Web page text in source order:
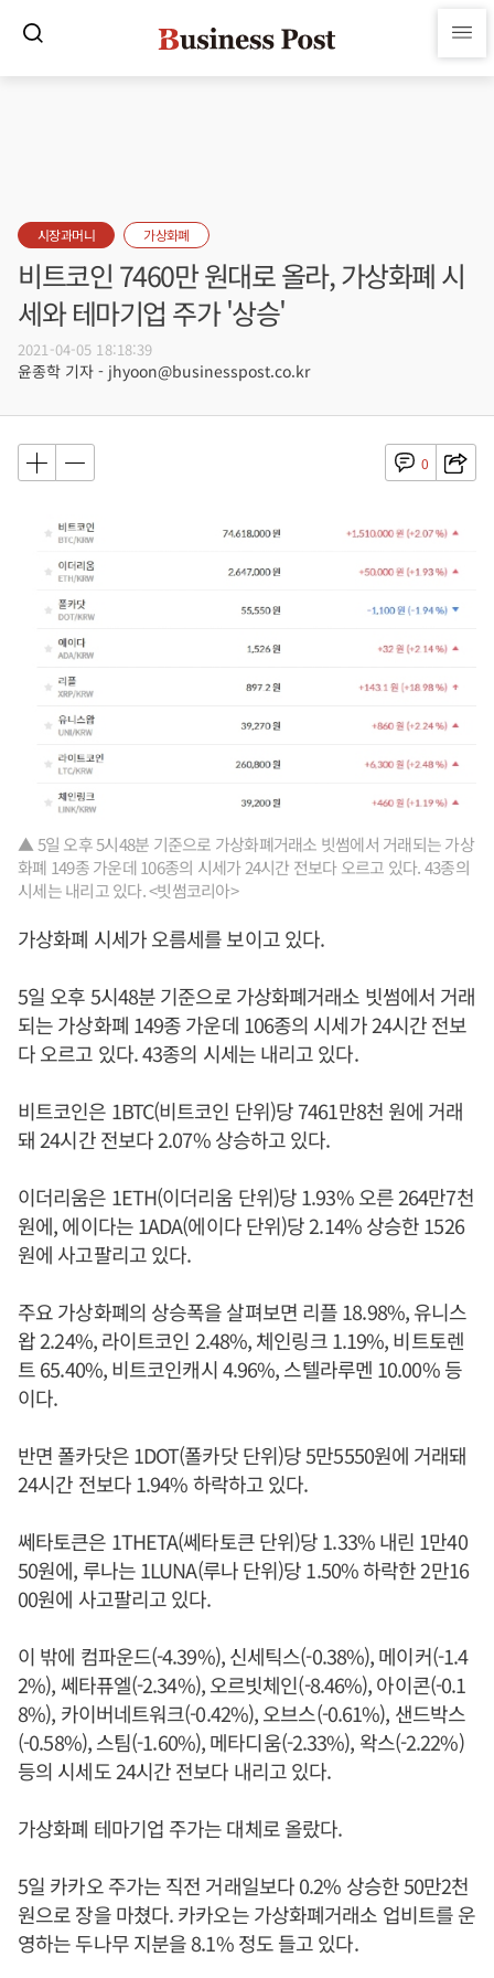
시장과머니 가상화폐
비트코인 7460만 원대로 올라, 가상화폐 시
세와 테마기업 주가 '상승'
2021-04-05 18:18:39
윤종학 기자 - jhyoon@businesspost.co.kr
0
▲ 5일 오후 5시48분 기준으로 가상화폐거래소 빗썸에서 거래되는 가상
화폐 149종 가운데 106종의 시세가 24시간 전보다 오르고 있다. 43종의
시세는 내리고 있다. <빗썸코리아>
가상화폐 시세가 오름세를 보이고 있다.
5일 오후 5시48분 기준으로 가상화폐거래소 빗썸에서 거래
되는 가상화폐 149종 가운데 106종의 시세가 24시간 전보
다 오르고 있다. 43종의 시세는 내리고 있다.
비트코인은 1BTC(비트코인 단위)당 7461만8천 원에 거래
돼 24시간 전보다 2.07% 상승하고 있다.
이더리움은 1ETH(이더리움 단위)당 1.93% 오른 264만7천
원에, 에이다는 1ADA(에이다 단위)당 2.14% 상승한 1526
원에 사고팔리고 있다.
주요 가상화폐의 상승폭을 살펴보면 리플 18.98%, 유니스
왑 2.24%, 라이트코인 2.48%, 체인링크 1.19%, 비트토렌
트 65.40%, 비트코인캐시 4.96%, 스텔라루멘 10.00% 등
이다.
반면 폴카닷은 1DOT(폴카닷 단위)당 5만5550원에 거래돼
24시간 전보다 1.94% 하락하고 있다.
쎄타토큰은 1THETA(쎄타토큰 단위)당 1.33% 내린 1만40
50원에, 루나는 1LUNA(루나 단위)당 1.50% 하락한 2만16
00원에 사고팔리고 있다.
이 밖에 컴파운드(-4.39%), 신세틱스(-0.38%), 메이커(-1.4
2%), 쎄타퓨엘(-2.34%), 오르빗체인(-8.46%), 아이콘(-0.1
8%), 카이버네트워크(-0.42%), 오브스(-0.61%), 샌드박스
(-0.58%), 스팀(-1.60%), 메타디움(-2.33%), 왁스(-2.22%)
등의 시세도 24시간 전보다 내리고 있다.
가상화폐 테마기업 주가는 대체로 올랐다.
5일 카카오 주가는 직전 거래일보다 0.2% 상승한 50만2천
원으로 장을 마쳤다. 카카오는 가상화폐거래소 업비트를 운
영하는 두나무 지분을 8.1% 정도 들고 있다.